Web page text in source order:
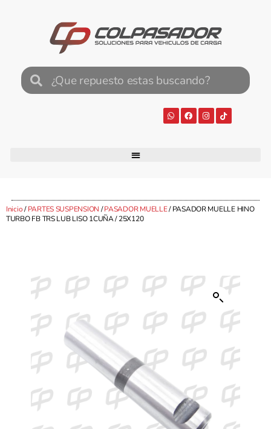
Inicio/PARTES SUSPENSION /PASADOR MUELLE/ PASADOR MUELLE HINO
TURBO FB TRS LUB LISO 1CUÑA / 25X120